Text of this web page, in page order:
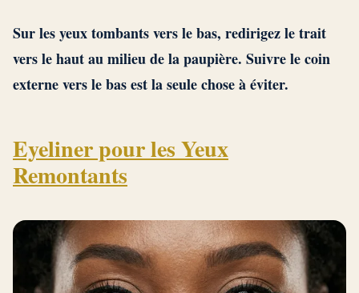
Sur les yeux tombants vers le bas, redirigez le trait
vers le haut au milieu de la paupière. Suivre le coin
externe vers le bas est la seule chose à éviter.
Eyeliner pour les Yeux
Remontants